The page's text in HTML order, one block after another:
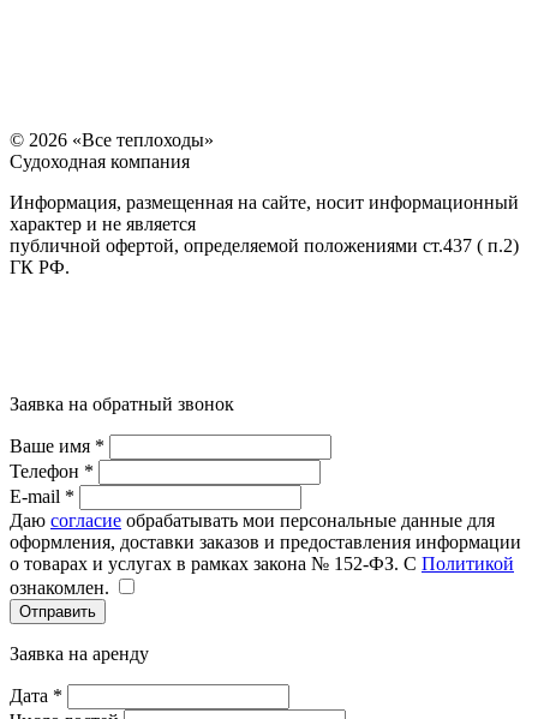
35000350003500035000380003800038000
0000000
© 2026 «Все теплоходы»
Судоходная компания
Информация, размещенная на сайте, носит информационный
характер и не является
публичной офертой, определяемой положениями ст.437 ( п.2)
ГК РФ.
Заявка на обратный звонок
Ваше имя *
Телефон *
E-mail *
Даю согласие обрабатывать мои персональные данные для
оформления, доставки заказов и предоставления информации
о товарах и услугах в рамках закона № 152-ФЗ. С Политикой
ознакомлен.
Отправить
Заявка на аренду
Дата *